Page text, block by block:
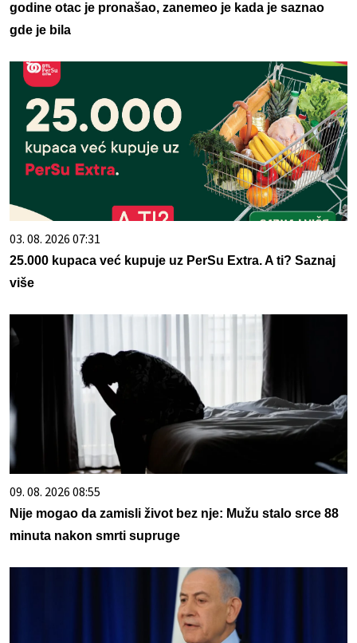
godine otac je pronašao, zanemeo je kada je saznao
gde je bila
03. 08. 2026 07:31
25.000 kupaca već kupuje uz PerSu Extra. A ti? Saznaj
više
09. 08. 2026 08:55
Nije mogao da zamisli život bez nje: Mužu stalo srce 88
minuta nakon smrti supruge